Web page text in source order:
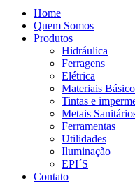
Home
Quem Somos
Produtos
Hidráulica
Ferragens
Elétrica
Materiais
Tintas e
Metais
Ferramentas
Utilidades
Iluminação
EPI´S
Contato